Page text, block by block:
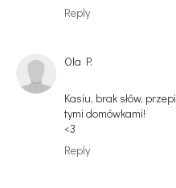
Reply
Ola P.
Kasiu, brak słów,
tymi domówkami!
<3
Reply